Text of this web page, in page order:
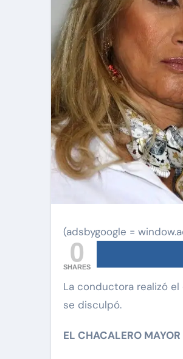
(adsbygoogle =
0
SHARES
La conductora realizó el desafortunado comentario durante su programa de radio y más tarde
se disculpó.
EL CHACALERO MAYOR